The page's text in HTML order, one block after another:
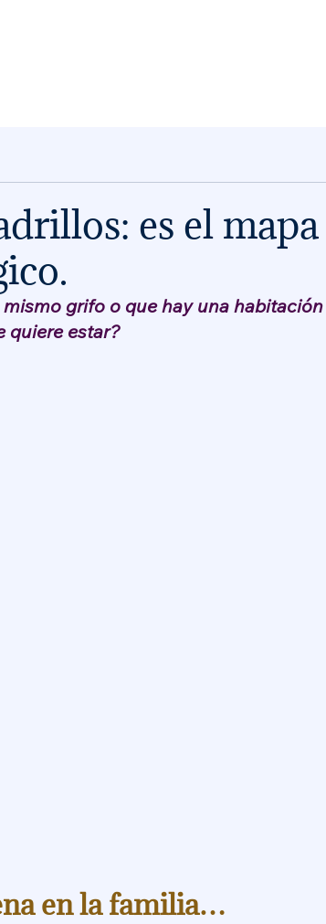
es el mapa
grifo o que hay una habitación
quiere estar?
en la familia…